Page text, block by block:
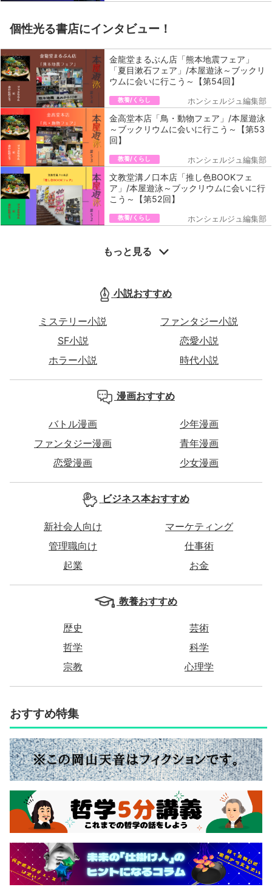
個性光る書店にインタビュー！
金龍堂まるぶん店「熊本地震フェア」
「夏目漱石フェア」/本屋遊泳～ブックリ
ウムに会いに行こう～【第54回】
教養/くらし ホンシェルジュ編集部
金高堂本店「鳥・動物フェア」/本屋遊泳
～ブックリウムに会いに行こう～【第53
回】
教養/くらし ホンシェルジュ編集部
文教堂溝ノ口本店「推し色BOOKフェ
ア」/本屋遊泳～ブックリウムに会いに行
こう～【第52回】
教養/くらし ホンシェルジュ編集部
もっと見る
小説おすすめ
ミステリー小説
ファンタジー小説
SF小説
恋愛小説
ホラー小説
時代小説
漫画おすすめ
バトル漫画
少年漫画
ファンタジー漫画
青年漫画
恋愛漫画
少女漫画
ビジネス本おすすめ
新社会人向け
マーケティング
管理職向け
仕事術
起業
お金
教養おすすめ
歴史
芸術
哲学
科学
宗教
心理学
おすすめ特集